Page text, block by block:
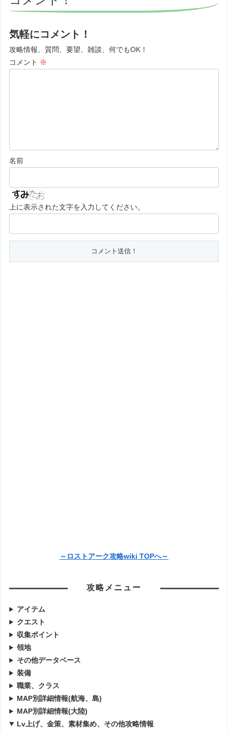
気軽にコメント！
攻略情報、質問、要望、雑談、何でもOK！
コメント ※
名前
上に表示された文字を入力してください。
～ロストアーク攻略wiki TOPへ～
攻略メニュー
アイテム
クエスト
収集ポイント
領地
その他データベース
装備
職業、クラス
MAP別詳細情報(航海、島)
MAP別詳細情報(大陸)
Lv上げ、金策、素材集め、その他攻略情報